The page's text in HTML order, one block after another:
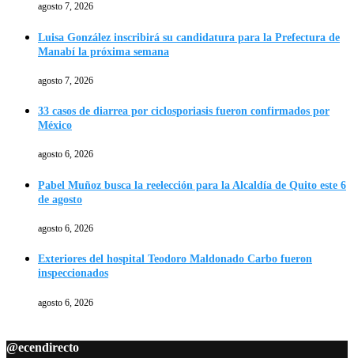
agosto 7, 2026
Luisa González inscribirá su candidatura para la Prefectura de
Manabí la próxima semana
agosto 7, 2026
33 casos de diarrea por ciclosporiasis fueron confirmados por
México
agosto 6, 2026
Pabel Muñoz busca la reelección para la Alcaldía de Quito este 6
de agosto
agosto 6, 2026
Exteriores del hospital Teodoro Maldonado Carbo fueron
inspeccionados
agosto 6, 2026
@ecendirecto